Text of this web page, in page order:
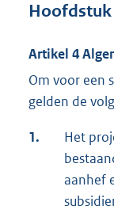
Artikel 4
Om voor een
gelden de
1.
Het
aanhef